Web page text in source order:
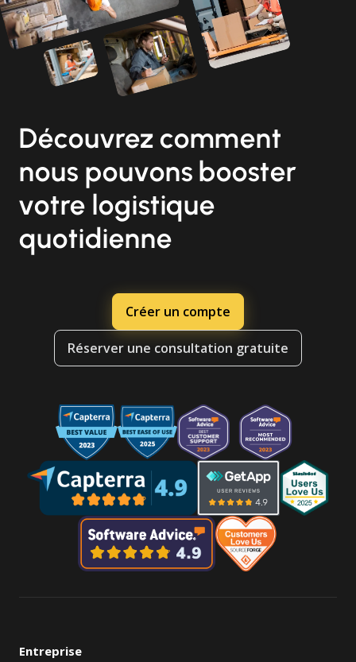
Découvrez comment
nous pouvons booster
votre logistique
quotidienne
Créer un compte
Réserver une consultation gratuite
Entreprise